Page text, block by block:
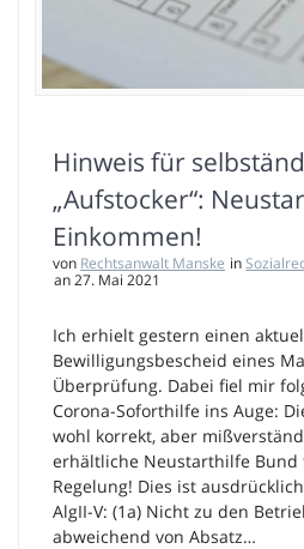
Hinweis für
„Aufstocker“:
Einkommen!
von Rechtsanwalt Manske in
an 27. Mai 2021
Ich erhielt gestern einen
Bewilligungsbescheid eines
Überprüfung. Dabei fiel mir
Corona-Soforthilfe ins Auge:
wohl korrekt, aber
erhältliche Neustarthilfe
Regelung! Dies ist
AlgII-V: (1a) Nicht zu den
abweichend von Absatz…